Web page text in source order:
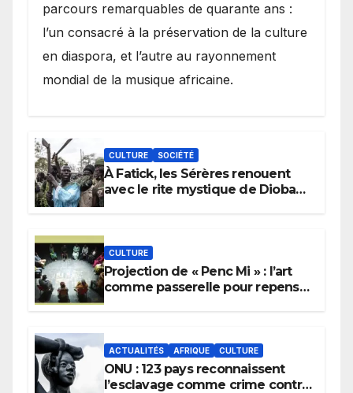
parcours remarquables de quarante ans :
l’un consacré à la préservation de la culture
en diaspora, et l’autre au rayonnement
mondial de la musique africaine.
CULTURE SOCIÉTÉ
À Fatick, les Sérères renouent
avec le rite mystique de Diobaye
CULTURE
Projection de « Penc Mi » : l’art
comme passerelle pour repenser
ACTUALITÉS AFRIQUE CULTURE
ONU : 123 pays reconnaissent
l’esclavage comme crime contre